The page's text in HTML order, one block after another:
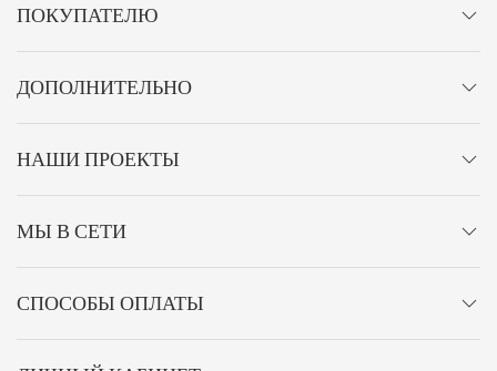
ПОКУПАТЕЛЮ
ДОПОЛНИТЕЛЬНО
НАШИ ПРОЕКТЫ
МЫ В СЕТИ
СПОСОБЫ ОПЛАТЫ